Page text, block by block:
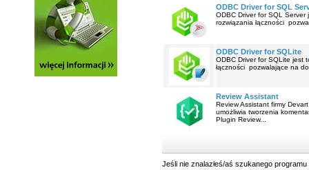
ODBC Driver for SQL
ODBC Driver for SQL
rozwiązania łączności
ODBC Driver for SQLite
ODBC Driver for SQLite jest
łączności pozwalające na
Review Assistant
Review Assistant firmy
umożliwia tworzenia
Plugin Review...
Jeśli nie znalazłeś/aś szukanego